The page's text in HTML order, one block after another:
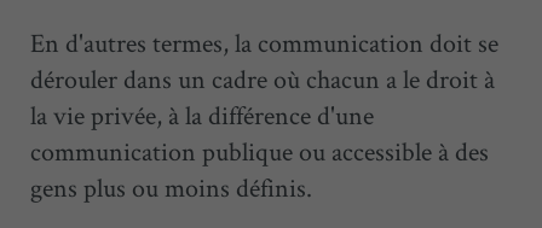
En d'autres termes, la communication doit se
dérouler dans un cadre où chacun a le droit à
la vie privée, à la différence d'une
communication publique ou accessible à des
gens plus ou moins définis.